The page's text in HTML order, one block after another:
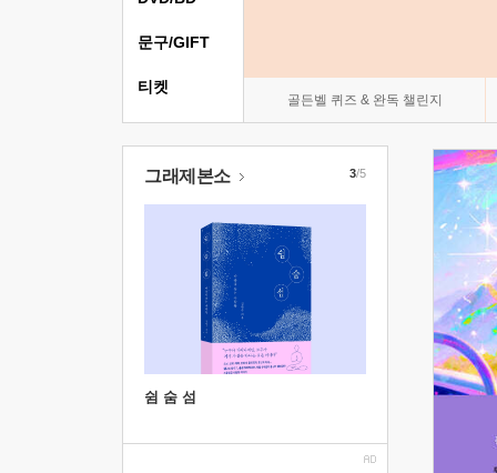
골든벨 퀴즈 & 완독 챌린지
문구/GIFT
티켓
그래제본소
쉼 숨 섬
3/5